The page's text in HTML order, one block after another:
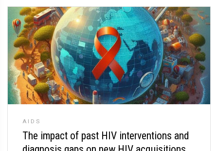
AIDS
The impact of past HIV interventions and